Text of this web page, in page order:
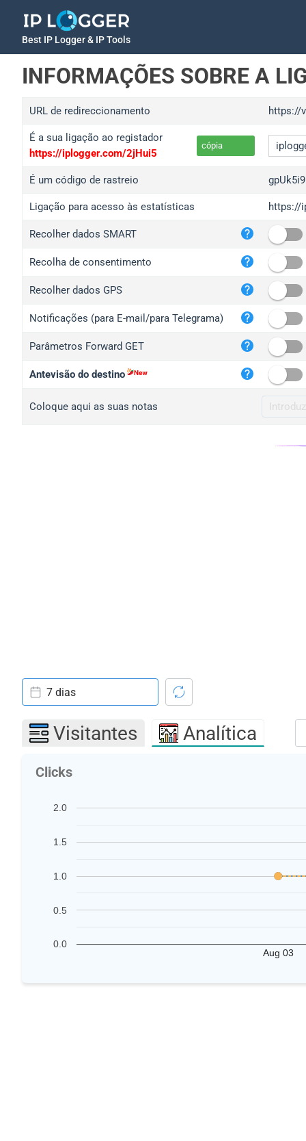
Best IP Logger & IP Tools
INFORMAÇÕES SOBRE A
URL de redireccionamento https://
É a sua ligação ao registador
https://iplogger.com/2jHui5
cópia
É um código de rastreio
Ligação para acesso às estatísticas https://
Recolher dados SMART
Recolha de consentimento
Recolher dados GPS
Notificações (para E-mail/para Telegrama)
Parâmetros Forward GET
Antevisão do destino
Coloque aqui as suas notas
7 dias
Visitantes Analítica
Clicks
Aug 03
0.0
0.5
1.0
1.5
2.0